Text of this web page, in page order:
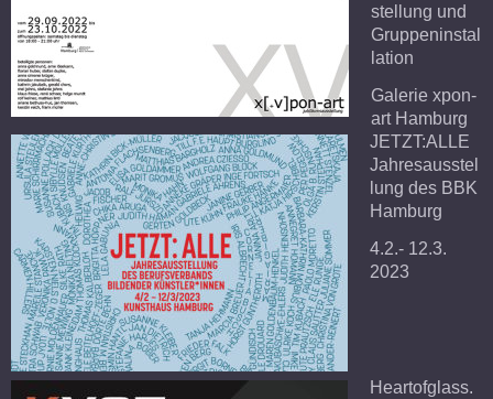
stellung und
Gruppeninstal
lation
Galerie xpon-
art Hamburg
JETZT:ALLE
Jahresausstel
lung des BBK
Hamburg
4.2.- 12.3.
2023
Heartofglass.